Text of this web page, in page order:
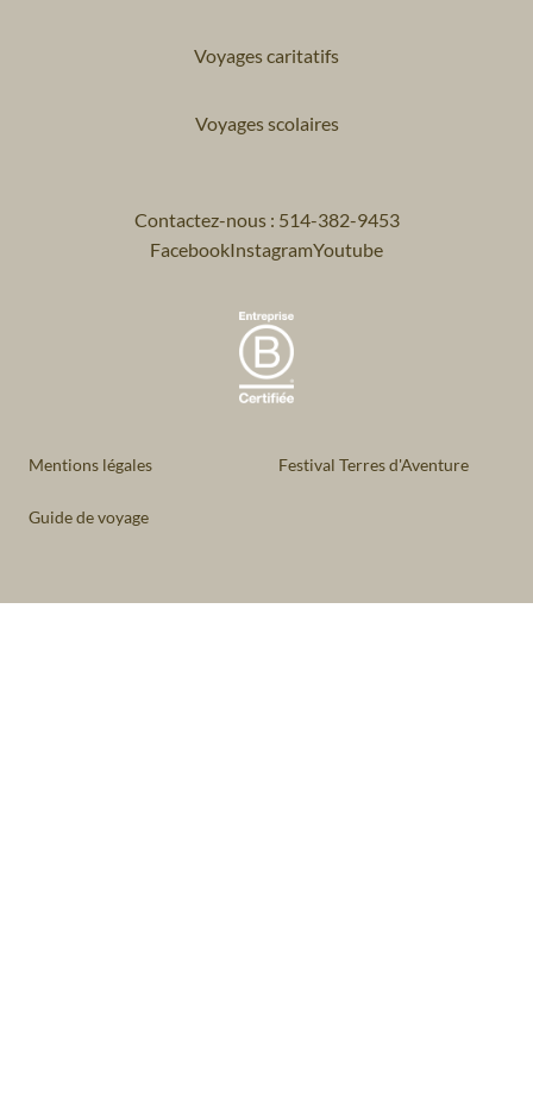
Voyages caritatifs
Voyages scolaires
Contactez-nous : 514-382-9453
FacebookInstagramYoutube
Mentions légales Festival Terres d'Aventure
Guide de voyage